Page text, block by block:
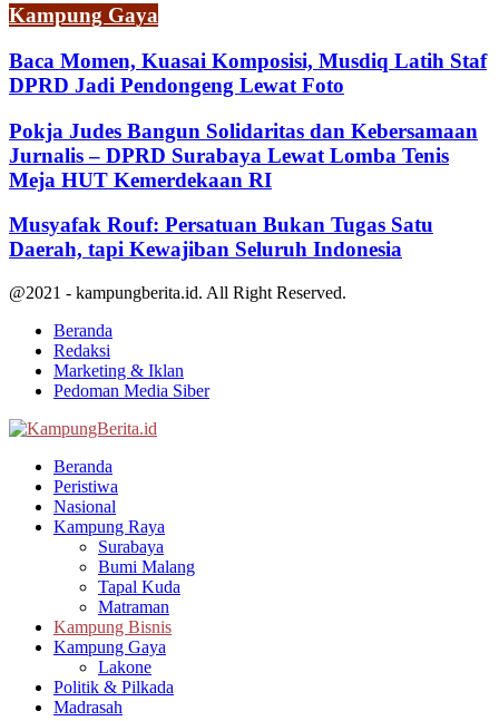
Kampung Gaya
Baca Momen, Kuasai Komposisi, Musdiq Latih Staf
DPRD Jadi Pendongeng Lewat Foto
Pokja Judes Bangun Solidaritas dan Kebersamaan
Jurnalis – DPRD Surabaya Lewat Lomba Tenis
Meja HUT Kemerdekaan RI
Musyafak Rouf: Persatuan Bukan Tugas Satu
Daerah, tapi Kewajiban Seluruh Indonesia
@2021 - kampungberita.id. All Right Reserved.
Beranda
Redaksi
Marketing & Iklan
Pedoman Media Siber
Beranda
Peristiwa
Nasional
Kampung Raya
Surabaya
Bumi Malang
Tapal Kuda
Matraman
Kampung Bisnis
Kampung Gaya
Lakone
Politik & Pilkada
Madrasah